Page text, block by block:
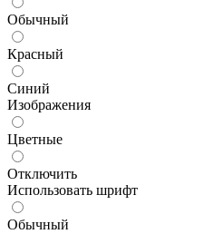
Обычный
Красный
Синий
Изображения
Цветные
Отключить
Использовать шрифт
Обычный